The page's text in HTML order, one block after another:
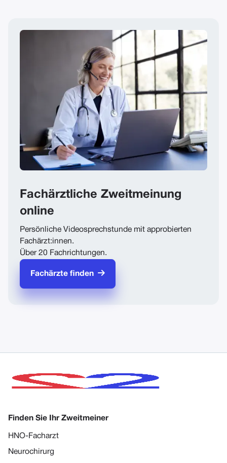
Fachärztliche Zweitmeinung
online
Persönliche Videosprechstunde mit approbierten
Fachärzt:innen.
Über 20 Fachrichtungen.
Fachärzte finden
Finden Sie Ihr Zweitmeiner
HNO-Facharzt
Neurochirurg